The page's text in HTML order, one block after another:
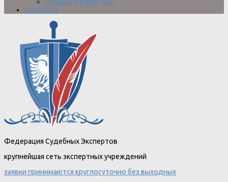
Отзывы от физ. лиц
Контакты
Федерация Судебных Экспертов
крупнейшая сеть экспертных учреждений
заявки принимаются круглосуточно без выходных